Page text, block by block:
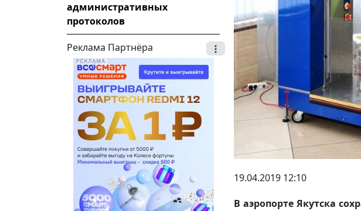
административных
протоколов
Реклама Партнёра
19.04.2019 12:10
В аэропорте Якутска